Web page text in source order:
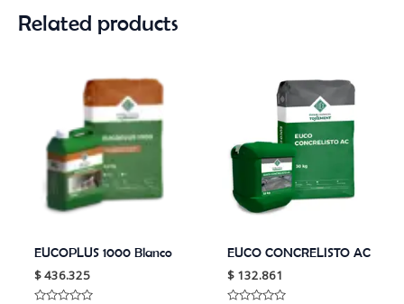
Related products
EUCOPLUS 1000 Blanco
$436.325
EUCO CONCRELISTO AC
$132.861